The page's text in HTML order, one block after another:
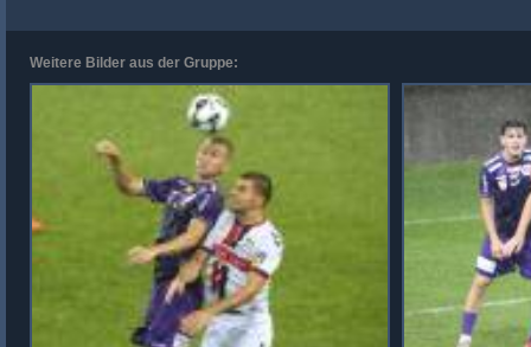
Weitere Bilder aus der Gruppe: